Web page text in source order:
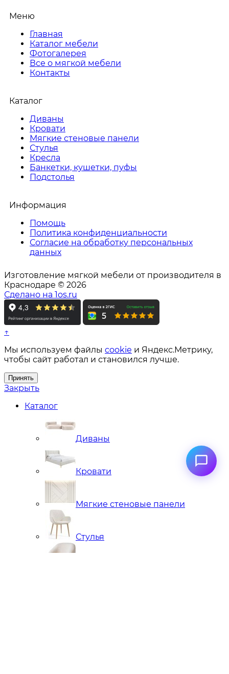
Меню
Главная
Каталог мебели
Фотогалерея
Все о мягкой мебели
Контакты
Каталог
Диваны
Кровати
Мягкие стеновые панели
Стулья
Кресла
Банкетки, кушетки, пуфы
Подстолья
Информация
Помощь
Политика конфиденциальности
Согласие на обработку персональных
данных
Изготовление мягкой мебели от производителя в
Краснодаре © 2026
Сделано на 1os.ru
↑
Мы используем файлы cookie и Яндекс.Метрику,
чтобы сайт работал и становился лучше.
Принять
Закрыть
Каталог
Диваны
Кровати
Мягкие стеновые панели
Стулья